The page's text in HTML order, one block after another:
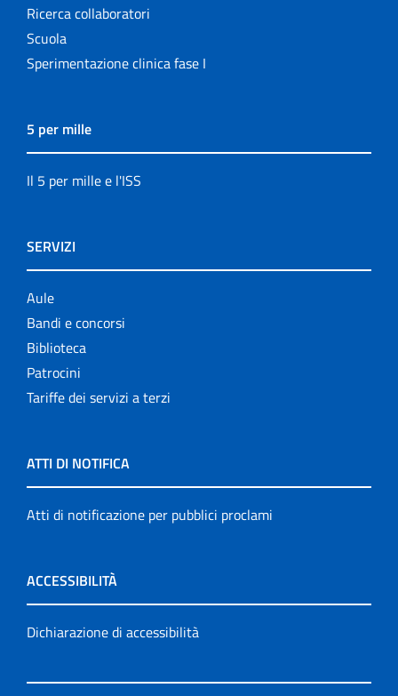
Ricerca collaboratori
Scuola
Sperimentazione clinica fase I
5 per mille
Il 5 per mille e l'ISS
SERVIZI
Aule
Bandi e concorsi
Biblioteca
Patrocini
Tariffe dei servizi a terzi
ATTI DI NOTIFICA
Atti di notificazione per pubblici proclami
ACCESSIBILITÀ
Dichiarazione di accessibilità